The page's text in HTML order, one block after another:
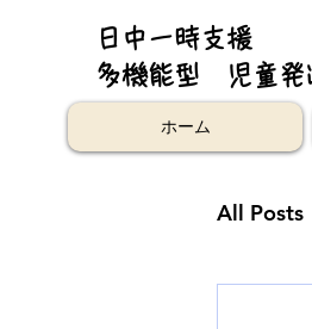
日中一時支援
多機能型 児童発
ホーム
All Posts